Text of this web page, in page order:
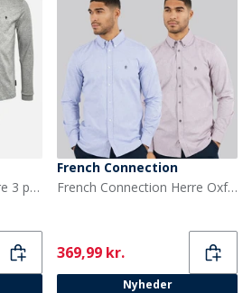
French Connection Herre 3 pak langærmede polo skjorter Multi 1 - Black/Charcoalmel/Lgm
French Connection
French Connection Herre Oxford Langærmet shirts Flerfarvet
Current
369,99 kr.
Nyheder